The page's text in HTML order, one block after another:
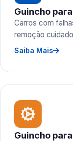
Guincho
Carros com
remoção
Saiba Mais
Guincho